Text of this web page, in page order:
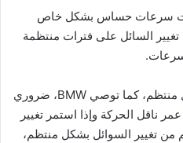
بست سرعات حساس بشكل خاص
تغيير السائل على فترات منتظمة
إن تغيير سائل ناقل الحركة بشكل منتظم، كما توصي BMW، ضروري
ناقل الحركة وإذا استمر تغيير
تغيير السوائل بشكل منتظم،